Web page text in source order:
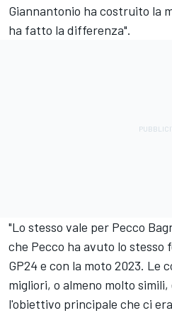
Giannantonio ha costruito la
ha fatto la differenza".
"Lo stesso vale per Pecco
che Pecco ha avuto lo stesso
GP24 e con la moto 2023. Le
migliori, o almeno molto
l'obiettivo principale che ci